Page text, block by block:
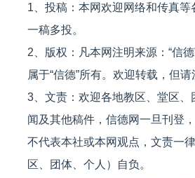
1、投稿：本网欢迎网络和传真
一稿多投。
2、版权：凡本网注明来源：“信
属于“信德”所有。欢迎转载，但请
3、文责：欢迎各地教区、堂区
闻及其他稿件，信德网一旦刊登
不代表本社或本网观点，文责一
区、团体、个人）自负。